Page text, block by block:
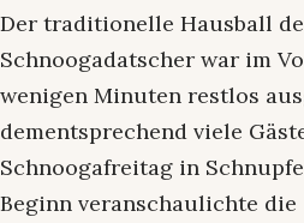
Der traditionelle Hausball
Schnoogadatscher war im
wenigen Minuten restlos
dementsprechend viele
Schnoogafreitag in
Beginn veranschaulichte die